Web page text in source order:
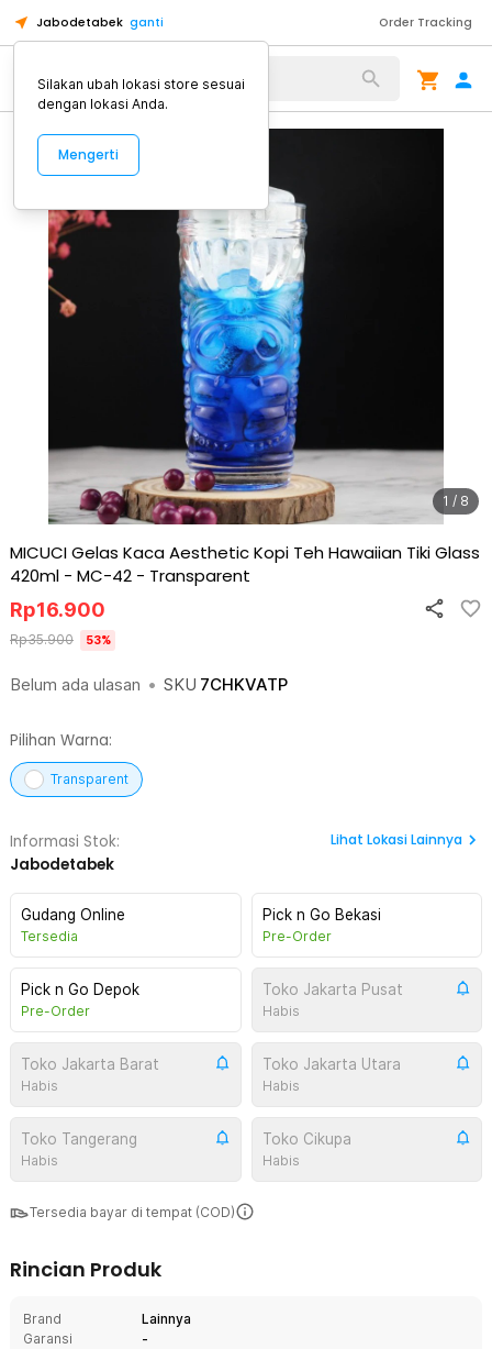
Jabodetabek ganti Order Tracking
Alat Kopi
1 / 8
MICUCI Gelas Kaca Aesthetic Kopi Teh Hawaiian Tiki Glass
420ml - MC-42 - Transparent
Belum ada ulasan • SKU 7CHKVATP
Rp16.900
Rp35.900 53%
Pilihan Warna:
Transparent
Informasi Stok:
Jabodetabek
Lihat Lokasi Lainnya
Gudang Online
Tersedia
Pick n Go Bekasi
Pre-Order
Pick n Go Depok
Pre-Order
Toko Jakarta Pusat
Habis
Toko Jakarta Barat
Habis
Toko Jakarta Utara
Habis
Toko Tangerang
Habis
Toko Cikupa
Habis
Tersedia bayar di tempat (COD)
Rincian Produk
Brand
Lainnya
Garansi
-
Silakan ubah lokasi store sesuai
dengan lokasi Anda.
Mengerti